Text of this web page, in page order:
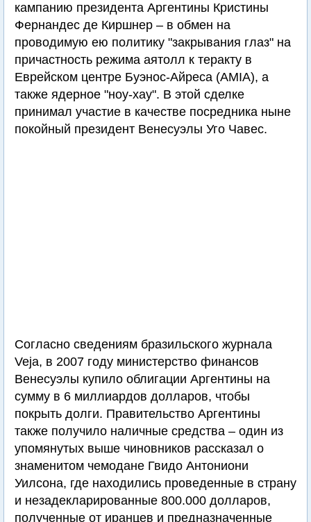
кампанию президента Аргентины Кристины
Фернандес де Киршнер – в обмен на
проводимую ею политику "закрывания глаз" на
причастность режима аятолл к теракту в
Еврейском центре Буэнос-Айреса (AMIA), а
также ядерное "ноу-хау". В этой сделке
принимал участие в качестве посредника ныне
покойный президент Венесуэлы Уго Чавес.
Согласно сведениям бразильского журнала
Veja, в 2007 году министерство финансов
Венесуэлы купило облигации Аргентины на
сумму в 6 миллиардов долларов, чтобы
покрыть долги. Правительство Аргентины
также получило наличные средства – один из
упомянутых выше чиновников рассказал о
знаменитом чемодане Гвидо Антониони
Уилсона, где находились проведенные в страну
и незадекларированные 800.000 долларов,
полученные от иранцев и предназначенные